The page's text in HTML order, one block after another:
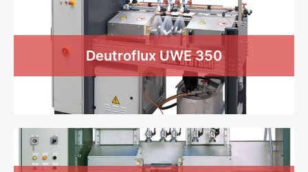
Deutroflux UWE 350